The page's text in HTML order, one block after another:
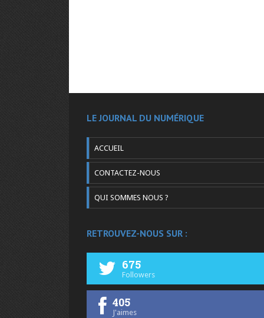
LE JOURNAL DU NUMÉRIQUE
ACCUEIL
CONTACTEZ-NOUS
QUI SOMMES NOUS ?
RETROUVEZ-NOUS SUR :
675
Followers
405
J'aimes